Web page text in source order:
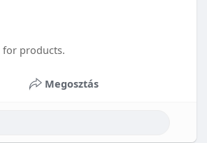
for products.
Megosztás